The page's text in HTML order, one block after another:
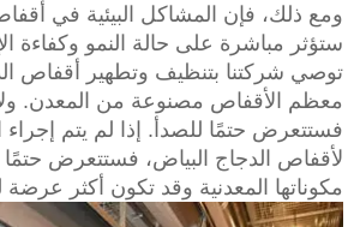
ومع ذلك، فإن المشاكل البيئية في
ستؤثر مباشرة على حالة النمو وكفاءة
توصي شركتنا بتنظيف وتطهير أقفاص
معظم الأقفاص مصنوعة من المعدن.
فستتعرض حتمًا للصدأ. إذا لم يتم إجراء
لأقفاص الدجاج البياض، فستتعرض
مكوناتها المعدنية وقد تكون أكثر عرضة